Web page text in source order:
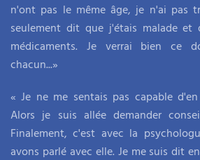
n'ont pas le même âge, je n'ai pas
seulement dit que j'étais malade et
médicaments. Je verrai bien ce
chacun...»
« Je ne me sentais pas capable
Alors je suis allée demander
Finalement, c'est avec la
avons parlé avec elle. Je me suis dit